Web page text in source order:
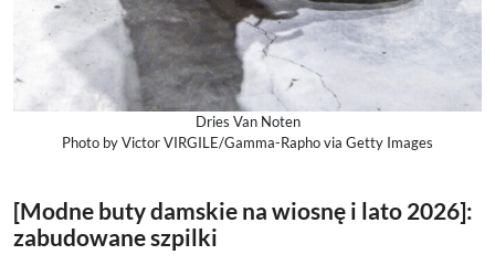
Dries Van Noten
Photo by Victor VIRGILE/Gamma-Rapho via Getty Images
[Modne buty damskie na wiosnę i lato 2026]:
zabudowane szpilki